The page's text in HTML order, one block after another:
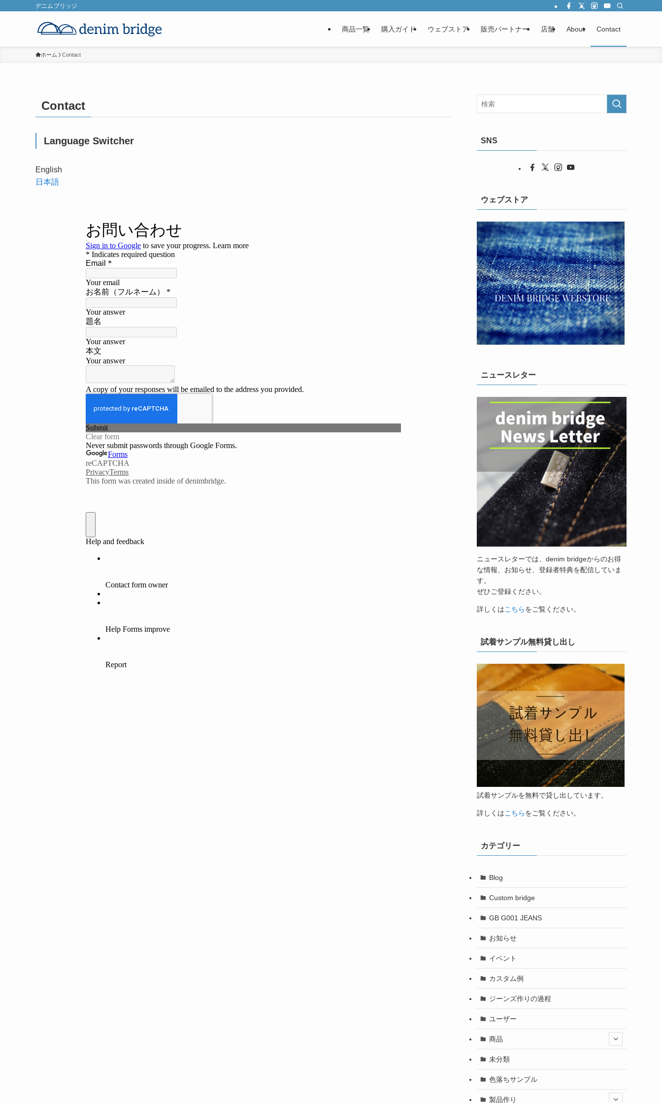
デニムブリッジ
商品一覧 購入ガイド ウェブストア 販売パートナー 店舗 About Contact
ホーム Contact
Contact
Language Switcher
English
日本語
SNS
ウェブストア
ニュースレター
ニュースレターでは、denim bridgeからのお得
な情報、お知らせ、登録者特典を配信していま
す。
ぜひご登録ください。
詳しくはこちらをご覧ください。
試着サンプル無料貸し出し
試着サンプルを無料で貸し出しています。
詳しくはこちらをご覧ください。
カテゴリー
Blog
Custom bridge
GB G001 JEANS
お知らせ
イベント
カスタム例
ジーンズ作りの過程
ユーザー
商品
未分類
色落ちサンプル
製品作り